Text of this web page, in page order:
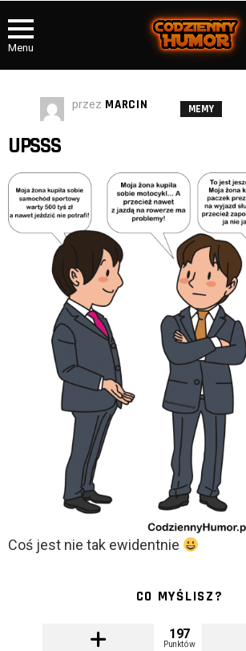
Menu
przez MARCIN MEMY
UPSSS
Coś jest nie tak ewidentnie
CO MYŚLISZ?
197
Punktów